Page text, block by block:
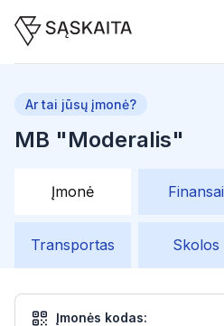
MB "Moderalis"
Ar tai jūsų įmonė?
Įmonė Finansai
Transportas Skolos
Įmonės kodas: